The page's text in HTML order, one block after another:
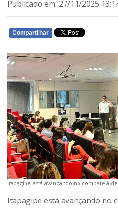
Publicado em: 27/11/2025
Compartilhar
Itapagipe está avançando no combate à
Itapagipe está avançando no